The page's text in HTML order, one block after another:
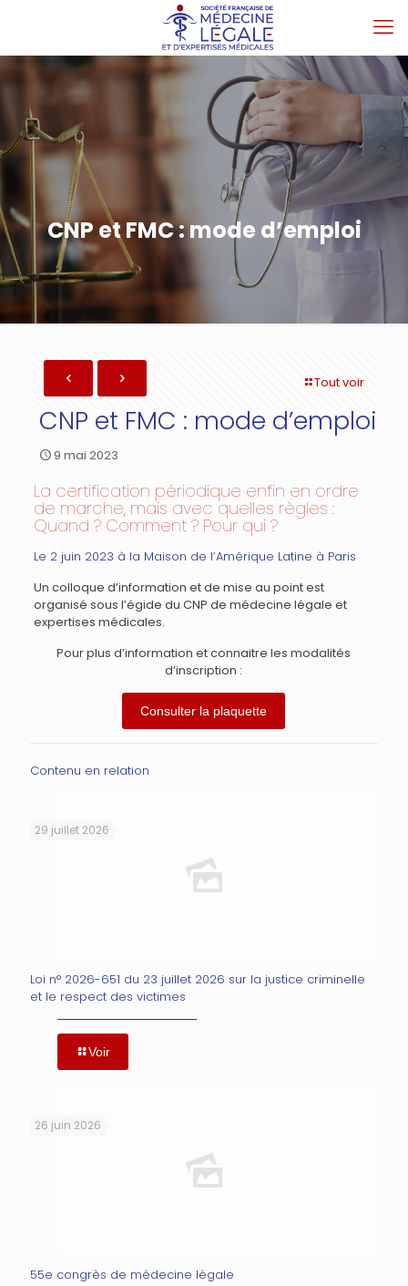
CNP et FMC : mode d’emploi
Tout voir
CNP et FMC : mode d’emploi
9 mai 2023
La certification périodique enfin en ordre
de marche, mais avec quelles règles :
Quand ? Comment ? Pour qui ?
Le 2 juin 2023 à la Maison de l’Amérique Latine à Paris
Un colloque d’information et de mise au point est
organisé sous l’égide du CNP de médecine légale et
expertises médicales.
Pour plus d’information et connaitre les modalités
d’inscription :
Consulter la plaquette
Contenu en relation
29 juillet 2026
Loi n° 2026-651 du 23 juillet 2026 sur la justice criminelle
et le respect des victimes
Voir
26 juin 2026
55e congrès de médecine légale